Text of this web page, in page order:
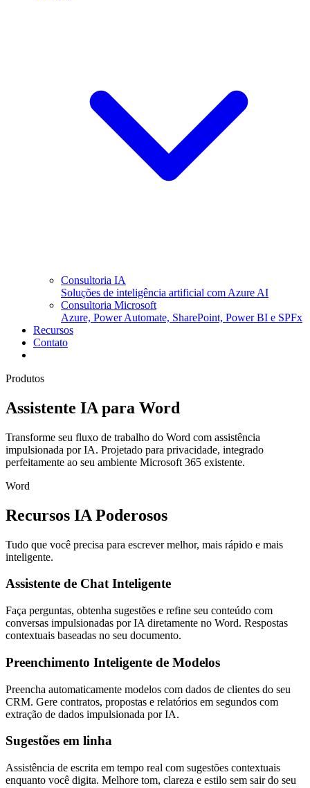
Consultoria IA
Soluções de inteligência artificial com Azure AI
Consultoria Microsoft
Azure, Power Automate, SharePoint, Power BI e SPFx
Recursos
Contato
Produtos
Assistente IA para Word
Transforme seu fluxo de trabalho do Word com assistência
impulsionada por IA. Projetado para privacidade, integrado
perfeitamente ao seu ambiente Microsoft 365 existente.
Word
Recursos IA Poderosos
Tudo que você precisa para escrever melhor, mais rápido e mais
inteligente.
Assistente de Chat Inteligente
Faça perguntas, obtenha sugestões e refine seu conteúdo com
conversas impulsionadas por IA diretamente no Word. Respostas
contextuais baseadas no seu documento.
Preenchimento Inteligente de Modelos
Preencha automaticamente modelos com dados de clientes do seu
CRM. Gere contratos, propostas e relatórios em segundos com
extração de dados impulsionada por IA.
Sugestões em linha
Assistência de escrita em tempo real com sugestões contextuais
enquanto você digita. Melhore tom, clareza e estilo sem sair do seu